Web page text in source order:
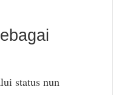
status nun